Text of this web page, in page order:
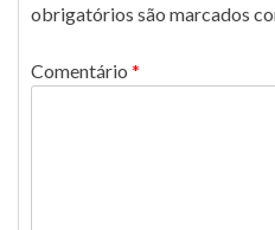
obrigatórios são marcados
Comentário *